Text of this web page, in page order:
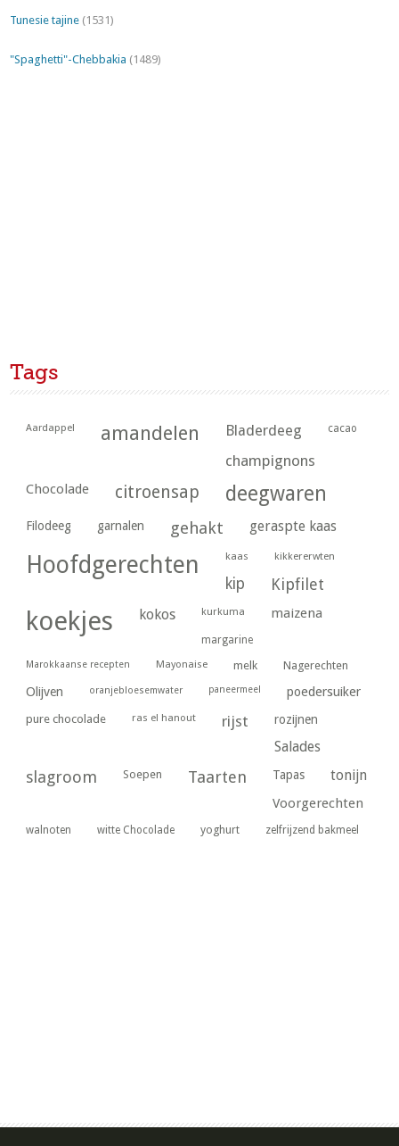
Tunesie tajine (1531)
"Spaghetti"-Chebbakia (1489)
Tags
Aardappel amandelen Bladerdeeg cacao
champignons
Chocolade citroensap deegwaren
Filodeeg garnalen gehakt geraspte kaas
Hoofdgerechten kaas kikkererwten
kip Kipfilet
koekjes kokos kurkuma maizena
margarine
Marokkaanse recepten Mayonaise melk Nagerechten
Olijven oranjebloesemwater paneermeel poedersuiker
pure chocolade ras el hanout rijst rozijnen
Salades
slagroom Soepen Taarten Tapas tonijn
Voorgerechten
walnoten witte Chocolade yoghurt zelfrijzend bakmeel